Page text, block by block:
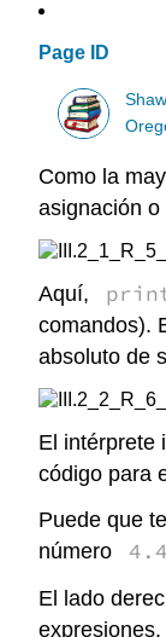
Page ID
Como la
asignación
Aquí,
comandos).
absoluto de
El intérprete
código para
Puede que
número
4.4
El lado
expresiones.